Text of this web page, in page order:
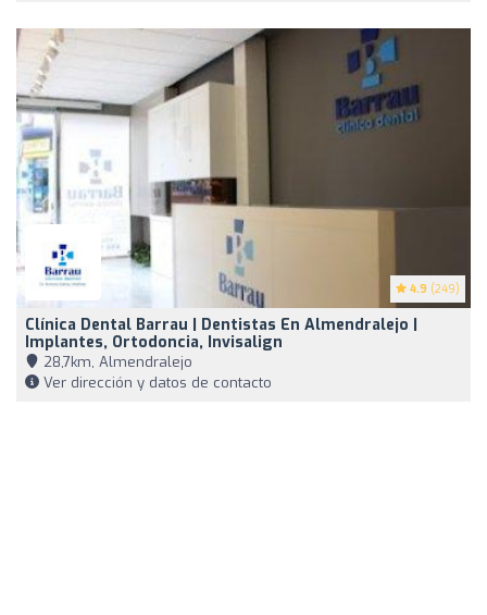
4.9 (249)
Clínica Dental Barrau | Dentistas En Almendralejo |
Implantes, Ortodoncia, Invisalign
28,7km, Almendralejo
Ver dirección y datos de contacto